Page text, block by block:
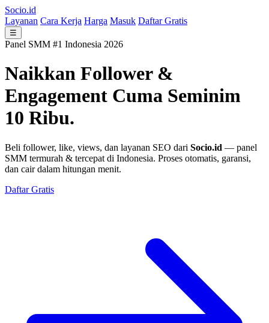
Socio.id
Layanan Cara Kerja Harga Masuk Daftar Gratis
☰
Panel SMM #1 Indonesia 2026
Naikkan Follower &
Engagement Cuma Seminim
10 Ribu.
Beli follower, like, views, dan layanan SEO dari Socio.id — panel
SMM termurah & tercepat di Indonesia. Proses otomatis, garansi,
dan cair dalam hitungan menit.
Daftar Gratis